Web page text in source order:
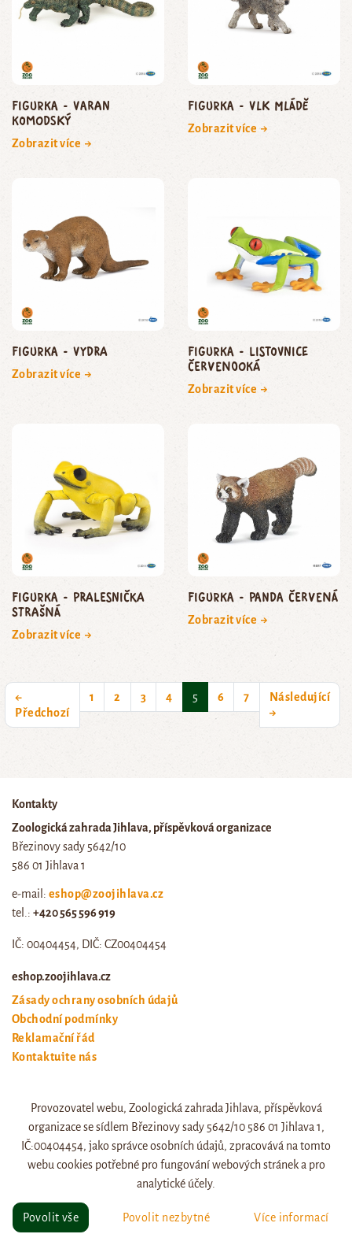
Figurka - varan
komodský
Zobrazit více →
Figurka - vlk mládě
Zobrazit více →
Figurka - vydra
Zobrazit více →
Figurka - listovnice
červenooká
Zobrazit více →
Figurka - pralesnička
strašná
Zobrazit více →
Figurka - panda červená
Zobrazit více →
←
Předchozí
1 2 3 4 5(current)
6 7
Následující
→
Kontakty
Zoologická zahrada Jihlava, příspěvková organizace
Březinovy sady 5642/10
586 01 Jihlava 1
e-mail: eshop@zoojihlava.cz
tel.: +420 565 596 919
IČ: 00404454, DIČ: CZ00404454
eshop.zoojihlava.cz
Zásady ochrany osobních údajů
Obchodní podmínky
Reklamační řád
Kontaktujte nás
Web zoo jihlava
Otevírací doba a ceník
© eshop.zoojihlava.cz, vytvořil
Provozovatel webu, Zoologická zahrada Jihlava, příspěvková
organizace se sídlem Březinovy sady 5642/10 586 01 Jihlava 1,
IČ:00404454, jako správce osobních údajů, zpracovává na tomto
webu cookies potřebné pro fungování webových stránek a pro
analytické účely.
Povolit vše Povolit nezbytné Více informací